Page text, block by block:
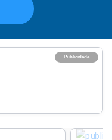
Publicidade